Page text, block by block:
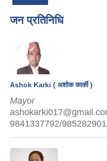
जन प्रतिनिधि
Ashok Karki ( अशोक कार्की )
Mayor
9841337792/